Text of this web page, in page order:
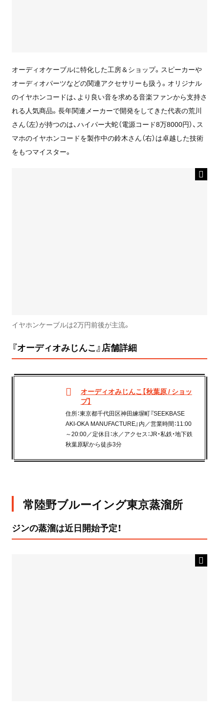
オーディオケーブルに特化した工房＆ショップ。スピーカーや
オーディオパーツなどの関連アクセサリーも扱う。オリジナル
のイヤホンコードは、より良い音を求める音楽ファンから支持さ
れる人気商品。長年関連メーカーで開発をしてきた代表の荒川
さん（左）が持つのは、ハイパー大蛇（電源コード8万8000円）、ス
マホのイヤホンコードを製作中の鈴木さん（右）は卓越した技術
をもつマイスター。
イヤホンケーブルは2万円前後が主流。
『オーディオみじんこ』店舗詳細
オーディオみじんこ【秋葉原 / ショッ
プ】
住所：東京都千代田区神田練塀町『SEEKBASE
AKI-OKA MANUFACTURE』内／営業時間：11:00
～20:00／定休日：水／アクセス：JR・私鉄・地下鉄
秋葉原駅から徒歩3分
常陸野ブルーイング東京蒸溜所
ジンの蒸溜は近日開始予定！